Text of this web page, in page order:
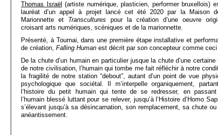
Thomas Israël (artiste numérique, plasticien, performer bruxellois)
lauréat d’un appel à projet lancé cet été 2020 par la Maison
Marionnette et Transcultures pour la création d’une oeuvre
croisant arts numériques, scéniques et de la marionnette.
Présenté, à Tournai, dans une première étape installative et
de création, Falling Human est décrit par son concepteur comme
De la chute d’un humain en particulier jusque la chute d’une certaine
de notre civilisation, l’humain qui tombe me fait réfléchir à notre
la fragilité de notre station “debout”, autant d’un point de vue
psychologique que sociétal. Il m’interpelle organiquement,
l’histoire du petit humain qui tente de se redresser, en
l’humain blessé luttant pour se relever, jusqu’à l’Histoire d’Homo
s’élevant jusqu’à sa désincarnation, son remplacement, sa chute
anéantissement.